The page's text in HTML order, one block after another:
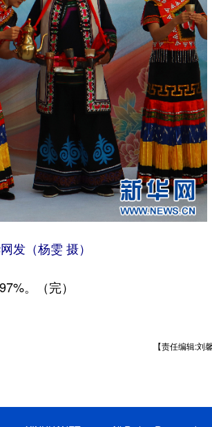
发（杨雯 摄）
。（完）
【责任编辑:刘